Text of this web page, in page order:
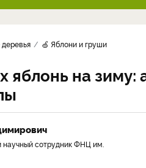
🍏 Яблони и груши
на зиму:
научный сотрудник ФНЦ им.